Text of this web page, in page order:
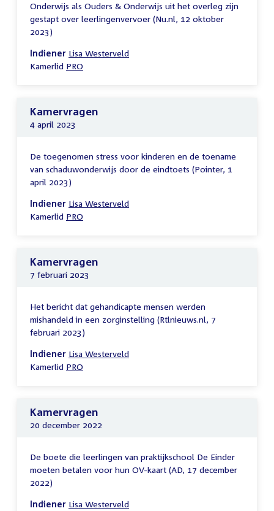
Onderwijs als Ouders & Onderwijs uit het overleg zijn
gestapt over leerlingenvervoer (Nu.nl, 12 oktober
2023)
Indiener Lisa Westerveld
Kamerlid PRO
Kamervragen
4 april 2023
De toegenomen stress voor kinderen en de toename
van schaduwonderwijs door de eindtoets (Pointer, 1
april 2023)
Indiener Lisa Westerveld
Kamerlid PRO
Kamervragen
7 februari 2023
Het bericht dat gehandicapte mensen werden
mishandeld in een zorginstelling (Rtlnieuws.nl, 7
februari 2023)
Indiener Lisa Westerveld
Kamerlid PRO
Kamervragen
20 december 2022
De boete die leerlingen van praktijkschool De Einder
moeten betalen voor hun OV-kaart (AD, 17 december
2022)
Indiener Lisa Westerveld